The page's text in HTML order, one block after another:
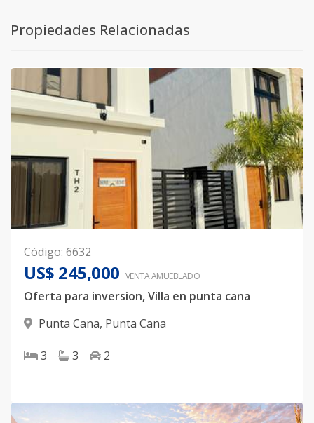
Propiedades Relacionadas
Código: 6632
US$ 245,000 VENTA AMUEBLADO
Oferta para inversion, Villa en punta cana
Punta Cana, Punta Cana
3 3 2